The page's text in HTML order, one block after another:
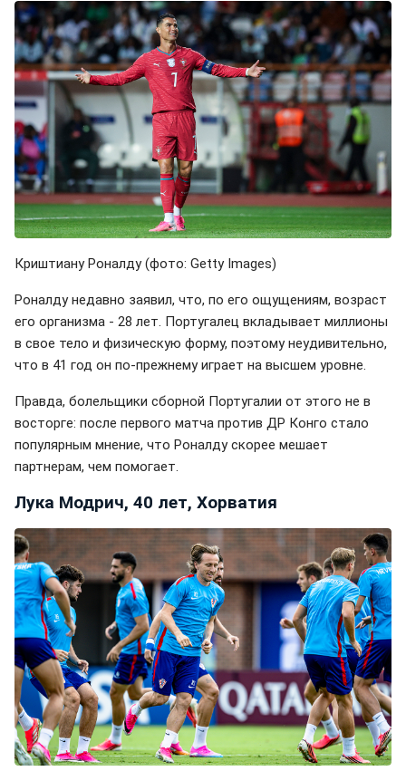
Криштиану Роналду (фото: Getty Images)
Роналду недавно заявил, что, по его ощущениям, возраст
его организма - 28 лет. Португалец вкладывает миллионы
в свое тело и физическую форму, поэтому неудивительно,
что в 41 год он по-прежнему играет на высшем уровне.
Правда, болельщики сборной Португалии от этого не в
восторге: после первого матча против ДР Конго стало
популярным мнение, что Роналду скорее мешает
партнерам, чем помогает.
Лука Модрич, 40 лет, Хорватия